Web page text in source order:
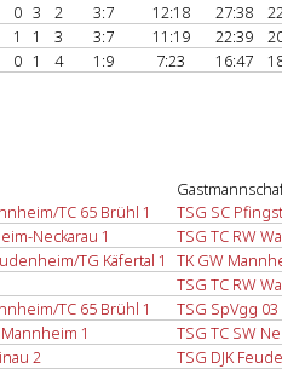
0 3 2 3:7 12:18 27:38
1 1 3 3:7 11:19 22:39
0 1 4 1:9 7:23 16:47
TC 65 Brühl 1
TSG SC
Neckarau 1
TSG TC RW
TG Käfertal 1
TK GW
TSG TC RW
TC 65 Brühl 1
TSG SpVgg
1
TSG TC SW
2
TSG DJK